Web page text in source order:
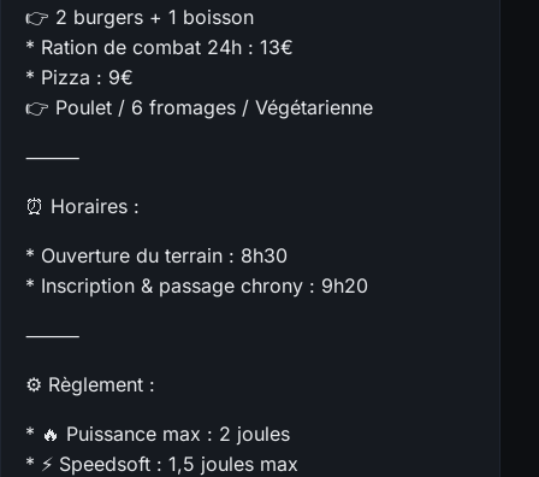
👉 2 burgers + 1 boisson
* Ration de combat 24h : 13€
* Pizza : 9€
👉 Poulet / 6 fromages / Végétarienne
⸻
⏰ Horaires :
* Ouverture du terrain : 8h30
* Inscription & passage chrony : 9h20
⸻
⚙️ Règlement :
* 🔥 Puissance max : 2 joules
* ⚡ Speedsoft : 1,5 joules max